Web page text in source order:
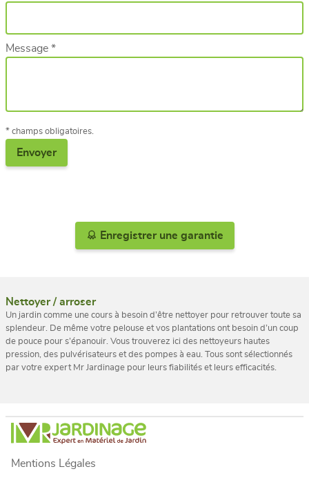
Nettoyer / arroser
Un jardin comme une cours à besoin d’être nettoyer pour retrouver toute sa
splendeur. De même votre pelouse et vos plantations ont besoin d’un coup
de pouce pour s’épanouir. Vous trouverez ici des nettoyeurs hautes
pression, des pulvérisateurs et des pompes à eau. Tous sont sélectionnés
par votre expert Mr Jardinage pour leurs fiabilités et leurs efficacités.
Message *
* champs obligatoires.
Enregistrer une garantie
Mentions Légales